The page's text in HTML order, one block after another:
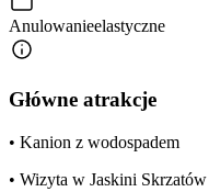
Anulowanieelastyczne
Główne atrakcje
• Kanion z wodospadem
• Wizyta w Jaskini Skrzatów